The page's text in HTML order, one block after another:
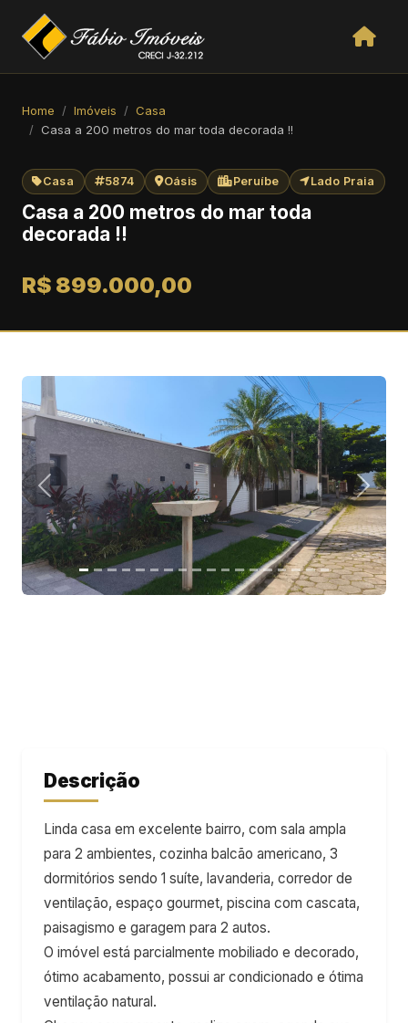
Home Imóveis
Casa
Casa a 200 metros do mar toda decorada !!
Casa 5874 Oásis Peruíbe Lado Praia
Casa a 200 metros do mar toda
decorada !!
R$ 899.000,00
Descrição
Linda casa em excelente bairro, com sala ampla
para 2 ambientes, cozinha balcão americano, 3
dormitórios sendo 1 suíte, lavanderia, corredor de
ventilação, espaço gourmet, piscina com cascata,
paisagismo e garagem para 2 autos.
O imóvel está parcialmente mobiliado e decorado,
ótimo acabamento, possui ar condicionado e ótima
ventilação natural.